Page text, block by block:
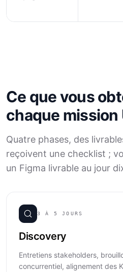
Ce que vous
chaque mission
Quatre phases, des
reçoivent une checklist ;
un Figma livrable au jour
3 À 5 JOURS
Discovery
Entretiens stakeholders,
concurrentiel, alignement des